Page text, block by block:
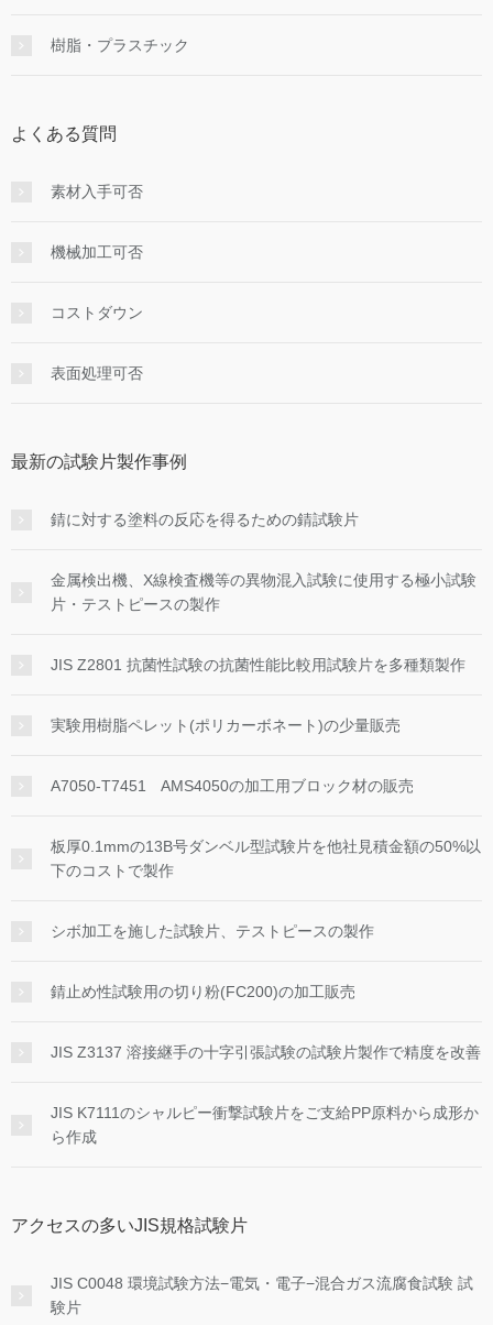
樹脂・プラスチック
よくある質問
素材入手可否
機械加工可否
コストダウン
表面処理可否
最新の試験片製作事例
錆に対する塗料の反応を得るための錆試験片
金属検出機、X線検査機等の異物混入試験に使用する極小試験
片・テストピースの製作
JIS Z2801 抗菌性試験の抗菌性能比較用試験片を多種類製作
実験用樹脂ペレット(ポリカーボネート)の少量販売
A7050-T7451 AMS4050の加工用ブロック材の販売
板厚0.1mmの13B号ダンベル型試験片を他社見積金額の50%以
下のコストで製作
シボ加工を施した試験片、テストピースの製作
錆止め性試験用の切り粉(FC200)の加工販売
JIS Z3137 溶接継手の十字引張試験の試験片製作で精度を改善
JIS K7111のシャルピー衝撃試験片をご支給PP原料から成形か
ら作成
アクセスの多いJIS規格試験片
JIS C0048 環境試験方法−電気・電子−混合ガス流腐食試験 試
験片